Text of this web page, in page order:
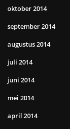
oktober 2014
september 2014
augustus 2014
juli 2014
juni 2014
mei 2014
april 2014